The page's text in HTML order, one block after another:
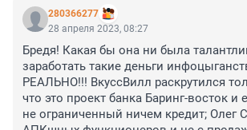
280366277
28 апреля 2023, 08:27
Бредя! Какая бы она ни была
заработать такие деньги
РЕАЛЬНО!!! ВкуссВилл раскрутился
что это проект банка Баринг-восток
не ограниченный ничем кредит; Олег